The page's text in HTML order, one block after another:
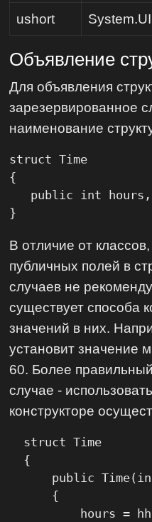
ushort
Объявление
Для объявления
зарезервированное
наименование
struct Time
{
public int
}
В отличие от
публичных полей в
случаев не
существует способа
значений в них.
установит значение
60. Более
случае -
конструкторе
  struct Time
  {
public
      {
hours =